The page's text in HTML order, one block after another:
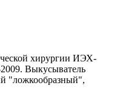
хирургии ИЭХ-
Выкусыватель
"ложкообразный",